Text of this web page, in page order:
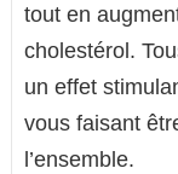
tout en
cholestérol.
un effet
vous faisant
l’ensemble.